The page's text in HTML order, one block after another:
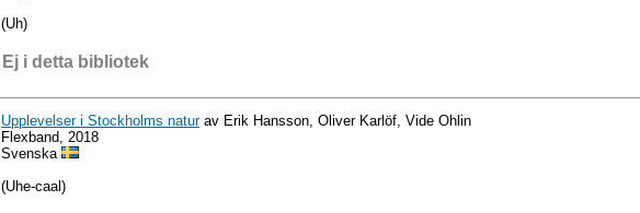
(Uh)
Ej i detta bibliotek
Upplevelser i Stockholms naturav Erik Hansson, Oliver Karlöf, Vide Ohlin
Flexband, 2018
Svenska
(Uhe-caal)